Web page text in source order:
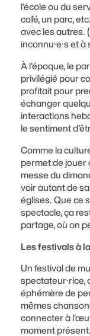
l’école ou du
café, un parc,
avec les autres.
inconnu·e·s et à
À l’époque, le
privilégié pour
profitait pour
échanger
interactions
le sentiment
Comme la
permet de jouer
messe du
voir autant de
églises. Que ce
spectacle, ça
partage, où on
Les festivals à
Un festival de
spectateur·rice,
éphémère de
mêmes
connecter à
moment